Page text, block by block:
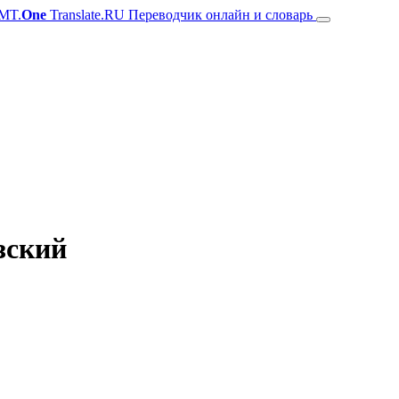
One Translate.RU Переводчик онлайн и словарь